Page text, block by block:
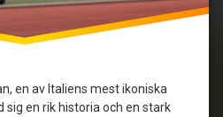
en av Italiens mest ikoniska
sig en rik historia och en stark